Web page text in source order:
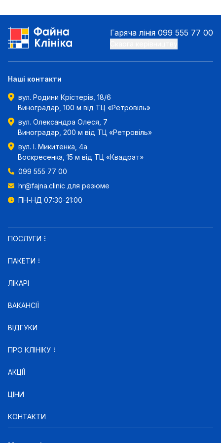
Гаряча лінія 099 555 77 00
Наші контакти
вул. Родини Крістерів, 18/6
Виноградар, 100 м від ТЦ «Ретровіль»
вул. Олександра Олеся, 7
Виноградар, 200 м від ТЦ «Ретровіль»
вул. І. Микитенка, 4а
Воскресенка, 15 м від ТЦ «Квадрат»
099 555 77 00
hr@fajna.clinic для резюме
ПН-НД 07:30-21:00
ПОСЛУГИ
ПАКЕТИ
ЛІКАРІ
ВАКАНСІЇ
ВІДГУКИ
ПРО КЛІНІКУ
АКЦІЇ
ЦІНИ
КОНТАКТИ